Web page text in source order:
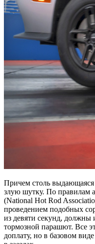
Причем столь
злую шутку. По правилам
(National Hot Rod
проведением подобных
из девяти секунд, должны
тормозной парашют. Все
доплату, но в базовом